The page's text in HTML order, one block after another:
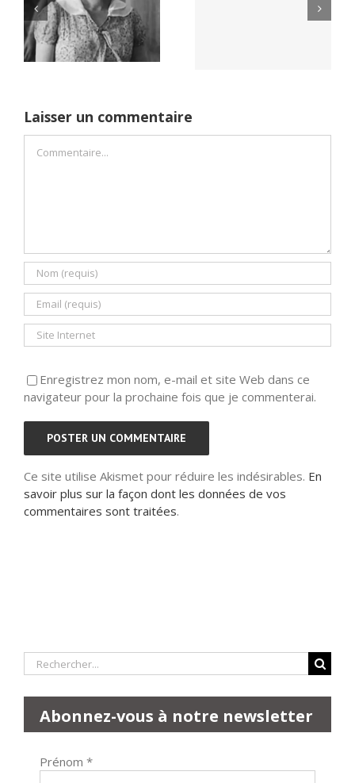
Netflix Field of
Dreams (1989)
Yaïr Golan : une
Laisser un commentaire
Enregistrez mon nom, e-mail et site Web dans ce
navigateur pour la prochaine fois que je commenterai.
Ce site utilise Akismet pour réduire les indésirables. En
savoir plus sur la façon dont les données de vos
commentaires sont traitées.
Rechercher:
Abonnez-vous à notre newsletter
Prénom *